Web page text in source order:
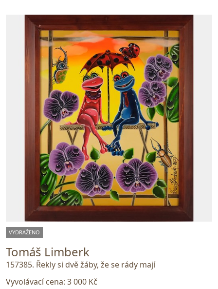
VYDRAŽENO
Tomáš Limberk
157385. Řekly si dvě žáby, že se rády mají
Vyvolávací cena: 3 000 Kč